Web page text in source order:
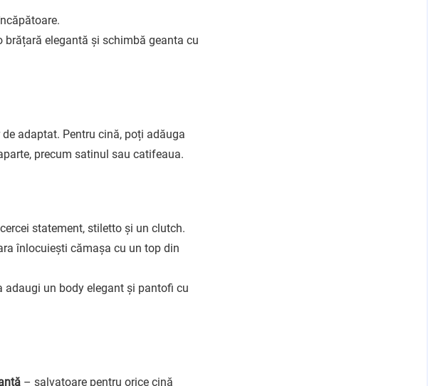
brățară elegantă și schimbă geanta cu
adaptat. Pentru cină, poți adăuga
precum satinul sau catifeaua.
statement, stiletto și un clutch.
înlocuiești cămașa cu un top din
un body elegant și pantofi cu
– salvatoare pentru orice cină